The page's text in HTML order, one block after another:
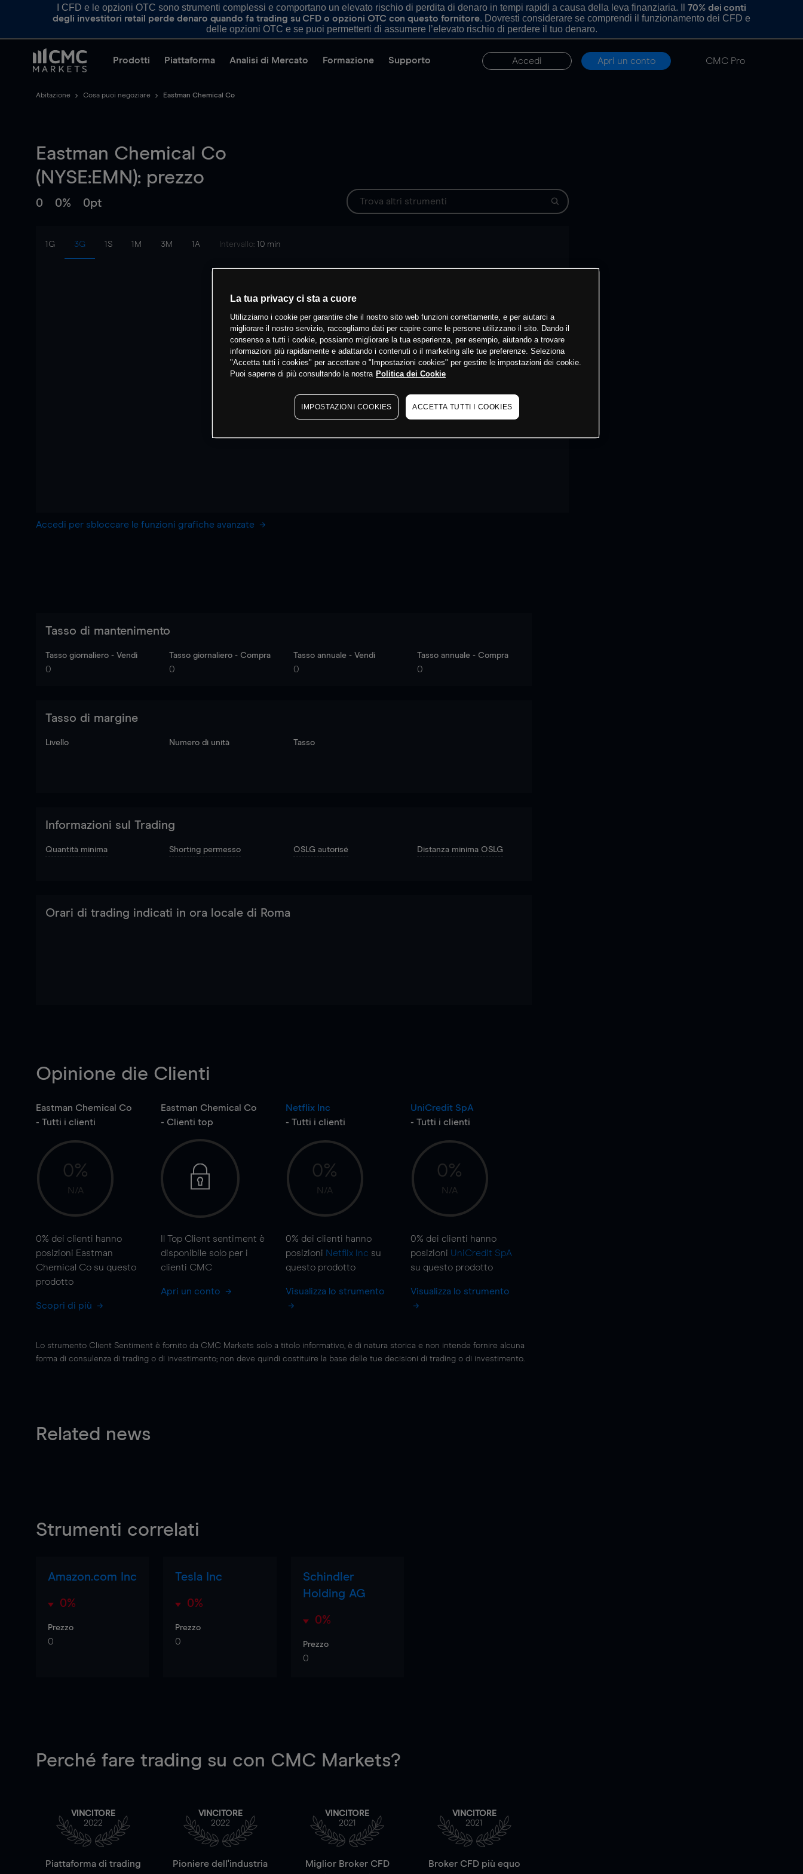
I CFD e le opzioni OTC sono strumenti complessi e comportano un elevato rischio di perdita di denaro in tempi rapidi a causa della leva finanziaria. Il 70% dei conti
degli investitori retail perde denaro quando fa trading su CFD o opzioni OTC con questo fornitore. Dovresti considerare se comprendi il funzionamento dei CFD e
delle opzioni OTC e se puoi permetterti di assumere l’elevato rischio di perdere il tuo denaro.
Prodotti Piattaforma Analisi di Mercato Formazione Supporto Accedi Apri un conto CMC Pro
Abitazione Cosa puoi negoziare Eastman Chemical Co
Eastman Chemical Co
(NYSE:EMN): prezzo
0 0% 0pt
1G 3G 1S 1M 3M 1A Intervallo: 10 min
Accedi per sbloccare le funzioni grafiche avanzate
Tasso di mantenimento
Tasso giornaliero - Vendi
0
Tasso giornaliero - Compra
0
Tasso annuale - Vendi
0
Tasso annuale - Compra
0
Tasso di margine
Livello Numero di unità Tasso
Informazioni sul Trading
Quantità minima Shorting permesso OSLG autorisé Distanza minima OSLG
Orari di trading indicati in ora locale di Roma
Opinione die Clienti
Eastman Chemical Co
- Tutti i clienti
0%
N/A
0% dei clienti hanno
posizioni Eastman
Chemical Co su questo
prodotto
Scopri di più
Eastman Chemical Co
- Clienti top
Il Top Client sentiment è
disponibile solo per i
clienti CMC
Apri un conto
Netflix Inc
- Tutti i clienti
0%
N/A
0% dei clienti hanno
posizioni Netflix Inc su
questo prodotto
Visualizza lo strumento
UniCredit SpA
- Tutti i clienti
0%
N/A
0% dei clienti hanno
posizioni UniCredit SpA
su questo prodotto
Visualizza lo strumento
Lo strumento Client Sentiment è fornito da CMC Markets solo a titolo informativo, è di natura storica e non intende fornire alcuna
forma di consulenza di trading o di investimento; non deve quindi costituire la base delle tue decisioni di trading o di investimento.
Related news
Strumenti correlati
Amazon.com Inc
0%
Prezzo
0
Tesla Inc
0%
Prezzo
0
Schindler
Holding AG
0%
Prezzo
0
Perché fare trading su con CMC Markets?
VINCITORE
2022
Piattaforma di trading
VINCITORE
2022
Pioniere dell'industria
VINCITORE
2021
Miglior Broker CFD
VINCITORE
2021
Broker CFD più equo
La tua privacy ci sta a cuore
Utilizziamo i cookie per garantire che il nostro sito web funzioni correttamente, e per aiutarci a
migliorare il nostro servizio, raccogliamo dati per capire come le persone utilizzano il sito. Dando il
consenso a tutti i cookie, possiamo migliorare la tua esperienza, per esempio, aiutando a trovare
informazioni più rapidamente e adattando i contenuti o il marketing alle tue preferenze. Seleziona
"Accetta tutti i cookies" per accettare o "Impostazioni cookies" per gestire le impostazioni dei cookie.
Puoi saperne di più consultando la nostra Politica dei Cookie
IMPOSTAZIONI COOKIES ACCETTA TUTTI I COOKIES